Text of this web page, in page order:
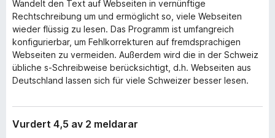
Wandelt den Text auf Webseiten in vernünftige
Rechtschreibung um und ermöglicht so, viele Webseiten
wieder flüssig zu lesen. Das Programm ist umfangreich
konfigurierbar, um Fehlkorrekturen auf fremdsprachigen
Webseiten zu vermeiden. Außerdem wird die in der Schweiz
übliche s-Schreibweise berücksichtigt, d.h. Webseiten aus
Deutschland lassen sich für viele Schweizer besser lesen.
Vurdert 4,5 av 2 meldarar